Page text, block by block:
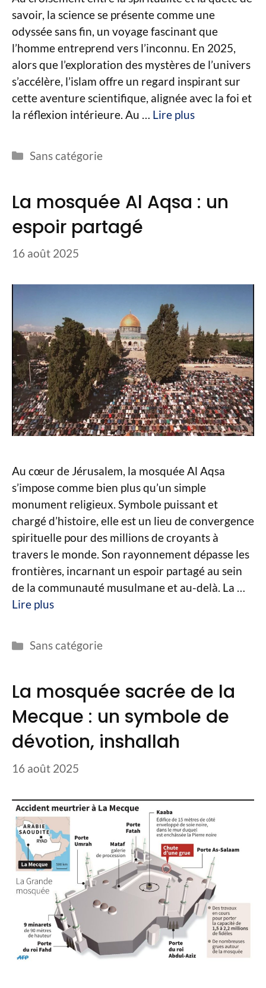
savoir, la science se présente comme une
odyssée sans fin, un voyage fascinant que
l’homme entreprend vers l’inconnu. En 2025,
alors que l’exploration des mystères de l’univers
s’accélère, l’islam offre un regard inspirant sur
cette aventure scientifique, alignée avec la foi et
la réflexion intérieure. Au … Lire plus
Catégories
Sans catégorie
La mosquée Al Aqsa : un
espoir partagé
16 août 2025
Au cœur de Jérusalem, la mosquée Al Aqsa
s’impose comme bien plus qu’un simple
monument religieux. Symbole puissant et
chargé d’histoire, elle est un lieu de convergence
spirituelle pour des millions de croyants à
travers le monde. Son rayonnement dépasse les
frontières, incarnant un espoir partagé au sein
de la communauté musulmane et au-delà. La …
Lire plus
Catégories
Sans catégorie
La mosquée sacrée de la
Mecque : un symbole de
dévotion, inshallah
16 août 2025